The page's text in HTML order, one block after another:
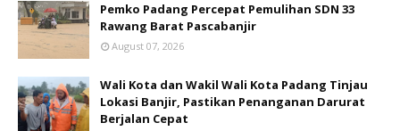
Pemko Padang Percepat Pemulihan SDN 33
Rawang Barat Pascabanjir
August 07, 2026
Wali Kota dan Wakil Wali Kota Padang Tinjau
Lokasi Banjir, Pastikan Penanganan Darurat
Berjalan Cepat